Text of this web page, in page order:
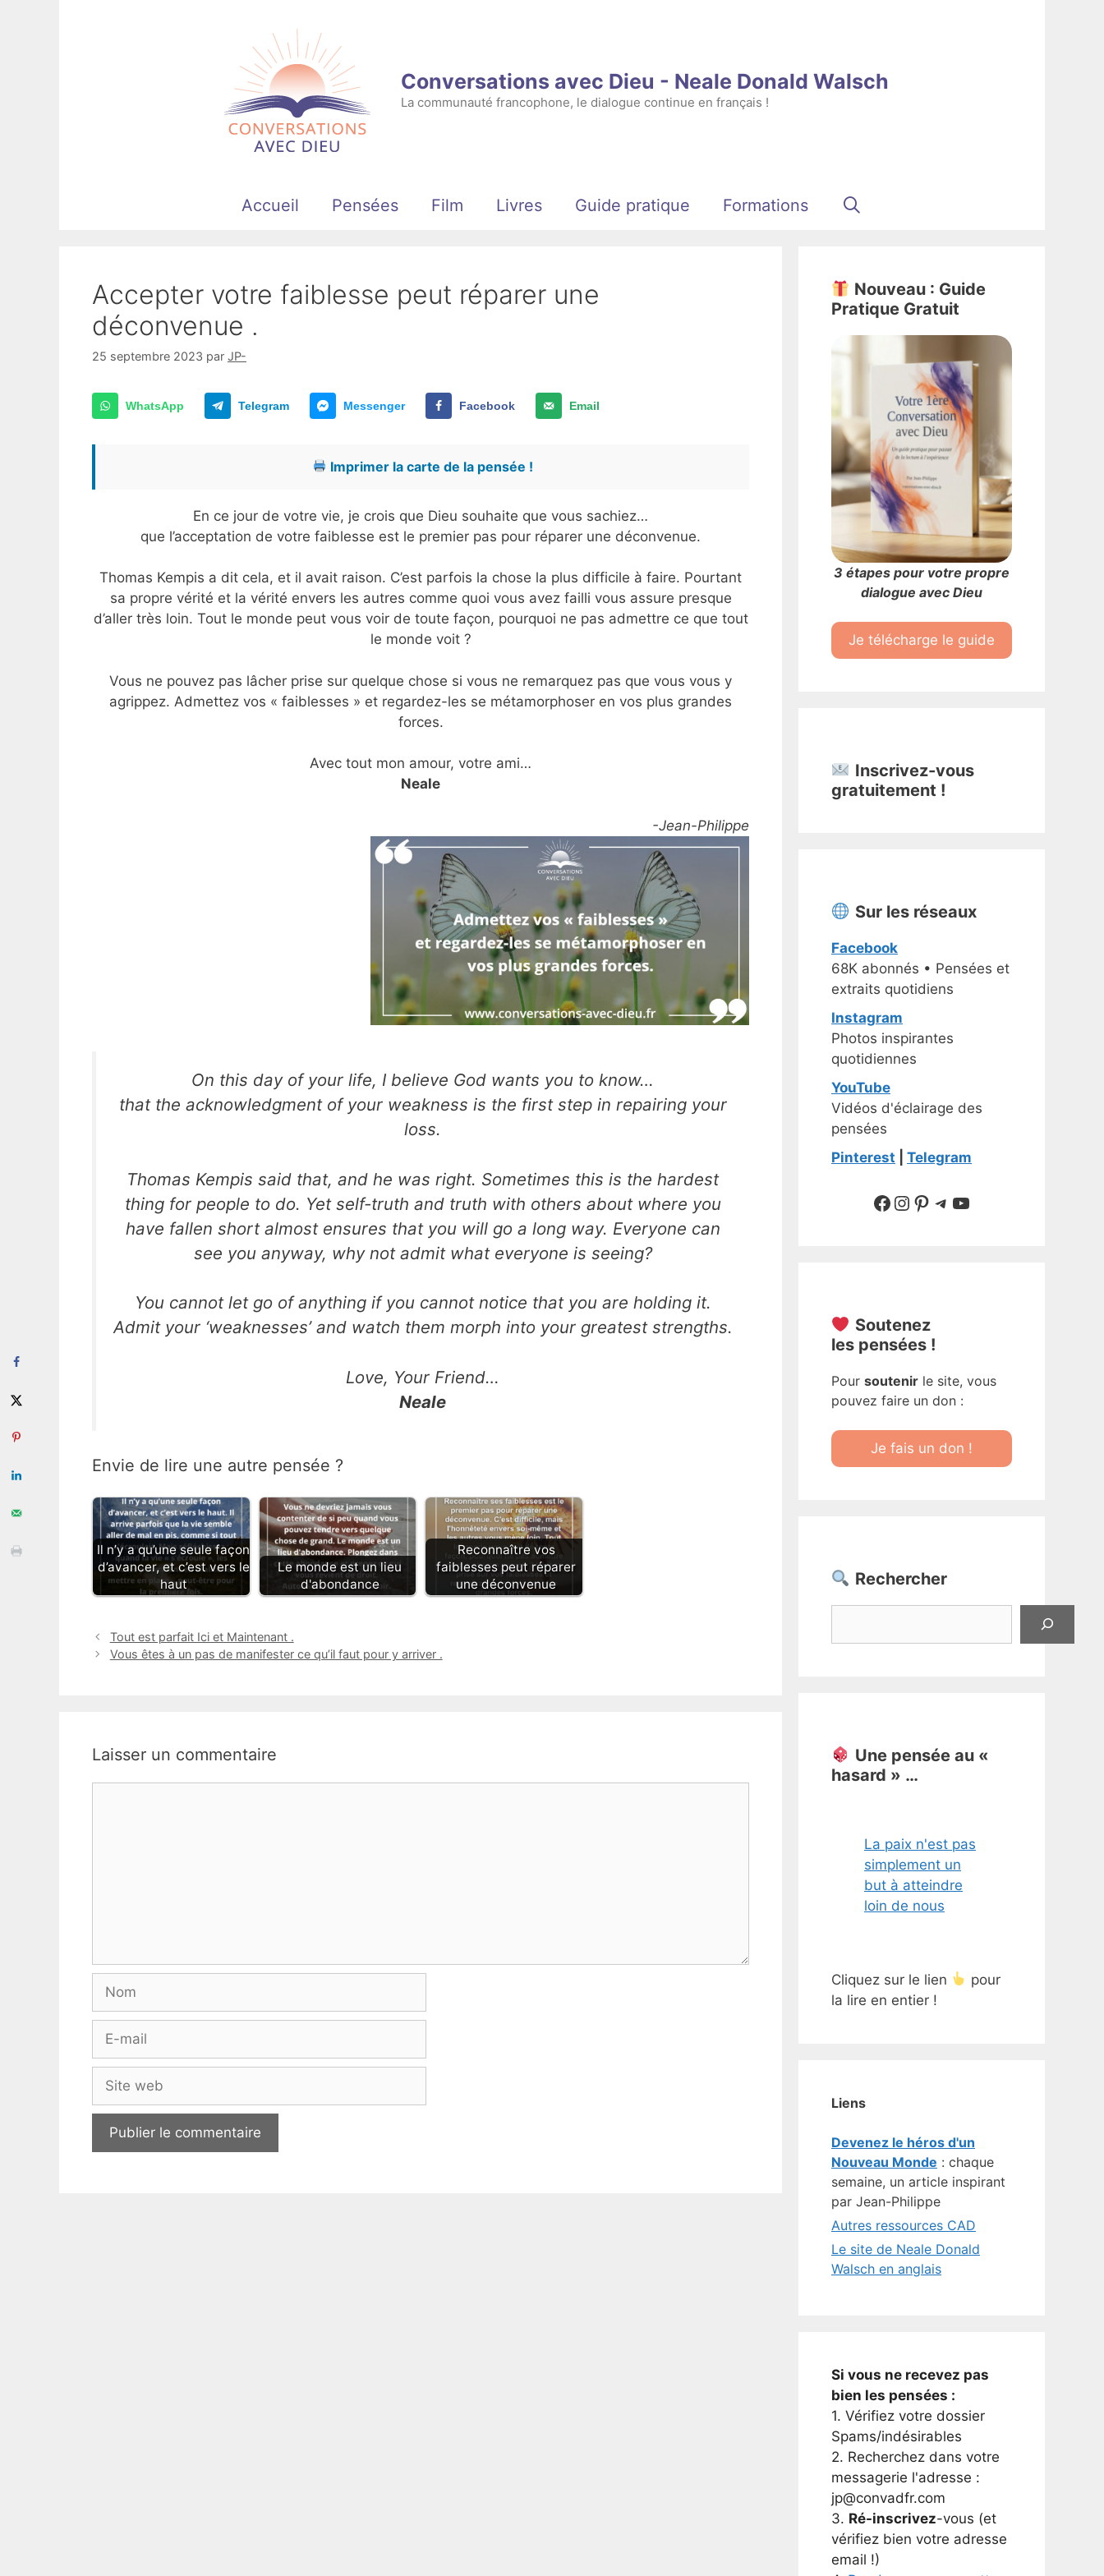
Conversations avec Dieu - Neale Donald Walsch
La communauté francophone, le dialogue continue en français !
Accueil Pensées Film Livres Guide pratique Formations
Accepter votre faiblesse peut réparer une
déconvenue .
25 septembre 2023 par JP-
WhatsApp Telegram Messenger Facebook Email
Imprimer la carte de la pensée !
En ce jour de votre vie, je crois que Dieu souhaite que vous sachiez…
que l’acceptation de votre faiblesse est le premier pas pour réparer une déconvenue.
Thomas Kempis a dit cela, et il avait raison. C’est parfois la chose la plus difficile à faire. Pourtant
sa propre vérité et la vérité envers les autres comme quoi vous avez failli vous assure presque
d’aller très loin. Tout le monde peut vous voir de toute façon, pourquoi ne pas admettre ce que tout
le monde voit ?
Vous ne pouvez pas lâcher prise sur quelque chose si vous ne remarquez pas que vous vous y
agrippez. Admettez vos « faiblesses » et regardez-les se métamorphoser en vos plus grandes
forces.
Avec tout mon amour, votre ami…
Neale
-Jean-Philippe
On this day of your life, I believe God wants you to know…
that the acknowledgment of your weakness is the first step in repairing your
loss.
Thomas Kempis said that, and he was right. Sometimes this is the hardest
thing for people to do. Yet self-truth and truth with others about where you
have fallen short almost ensures that you will go a long way. Everyone can
see you anyway, why not admit what everyone is seeing?
You cannot let go of anything if you cannot notice that you are holding it.
Admit your ‘weaknesses’ and watch them morph into your greatest strengths.
Love, Your Friend…
Neale
Envie de lire une autre pensée ?
Il n’y a qu’une seule façon
d’avancer, et c’est vers le
haut
Le monde est un lieu
d'abondance
Reconnaître vos
faiblesses peut réparer
une déconvenue
Tout est parfait Ici et Maintenant .
Vous êtes à un pas de manifester ce qu’il faut pour y arriver .
Laisser un commentaire
mail
web
Nouveau : Guide
Pratique Gratuit
3 étapes pour votre propre
dialogue avec Dieu
Je télécharge le guide
Inscrivez-vous
gratuitement !
Sur les réseaux
Facebook
68K abonnés • Pensées et
extraits quotidiens
Instagram
Photos inspirantes
quotidiennes
YouTube
Vidéos d'éclairage des
pensées
Pinterest
Telegram
Suivre sur Facebook
Suivre sur Instagram
Pinterest
Sur Telegram
YouTube
Soutenez
les pensées !
Pour soutenir le site, vous
pouvez faire un don :
Je fais un don !
Rechercher
Une pensée au «
hasard » …
La paix n'est pas
simplement un
but à atteindre
loin de nous
Cliquez sur le lien
pour
la lire en entier !
Liens
Devenez le héros d'un
Nouveau Monde : chaque
semaine, un article inspirant
par Jean-Philippe
Autres ressources CAD
Le site de Neale Donald
Walsch en anglais
Si vous ne recevez pas
bien les pensées :
1. Vérifiez votre dossier
Spams/indésirables
2. Recherchez dans votre
messagerie l'adresse :
jp@convadfr.com
3. Ré-inscrivez-vous (et
vérifiez bien votre adresse
email !)